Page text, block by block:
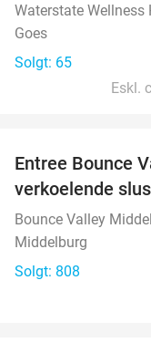
Waterstate Wellness
Goes
Solgt: 65
Eskl.
Entree Bounce
verkoelende
Bounce Valley
Middelburg
Solgt: 808